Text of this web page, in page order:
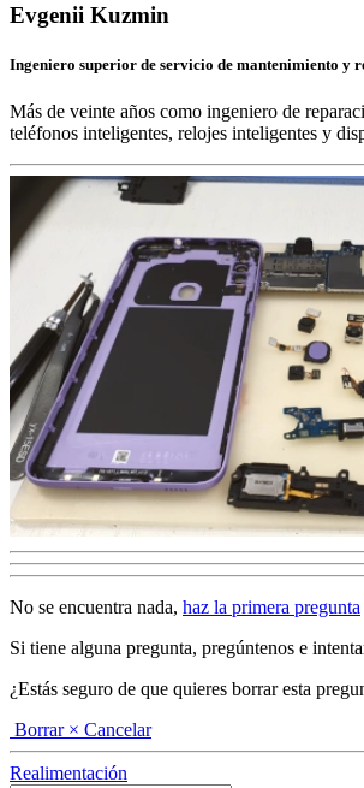
Evgenii Kuzmin
Ingeniero superior de servicio de mantenimiento y
Más de veinte años como ingeniero de
teléfonos inteligentes, relojes inteligentes y
No se encuentra nada, haz la primera pregunta
Si tiene alguna pregunta, pregúntenos e
¿Estás seguro de que quieres borrar esta
Borrar × Cancelar
Realimentación